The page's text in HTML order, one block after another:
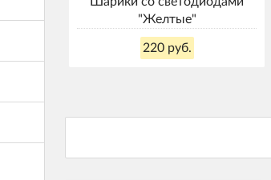
"Желтые"
220 руб.